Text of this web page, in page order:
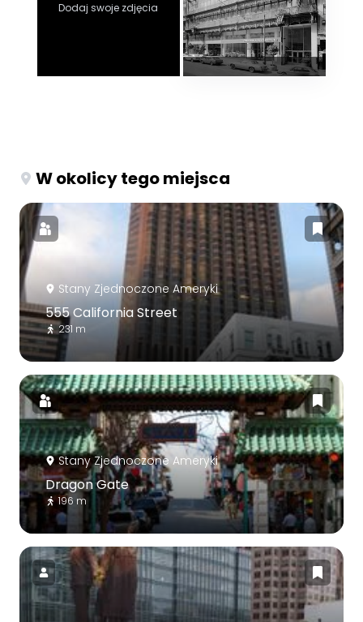
Dodaj swoje zdjęcia
W okolicy tego miejsca
Stany Zjednoczone Ameryki
555 California Street
231 m
Stany Zjednoczone Ameryki
Dragon Gate
196 m